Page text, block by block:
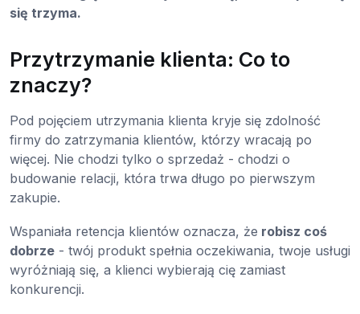
się trzyma.
Przytrzymanie klienta: Co to
znaczy?
Pod pojęciem utrzymania klienta kryje się zdolność
firmy do zatrzymania klientów, którzy wracają po
więcej. Nie chodzi tylko o sprzedaż - chodzi o
budowanie relacji, która trwa długo po pierwszym
zakupie.
Wspaniała retencja klientów oznacza, że robisz coś
dobrze - twój produkt spełnia oczekiwania, twoje usługi
wyróżniają się, a klienci wybierają cię zamiast
konkurencji.